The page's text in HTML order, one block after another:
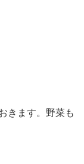
きます。野菜も